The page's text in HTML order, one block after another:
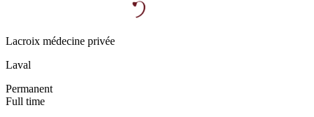
Lacroix médecine privée
Laval
Permanent
Full time